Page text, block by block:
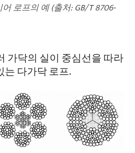
로프의 예 (출처: GB/T 8706-
닥의 실이 중심선을 따라
는 다가닥 로프.